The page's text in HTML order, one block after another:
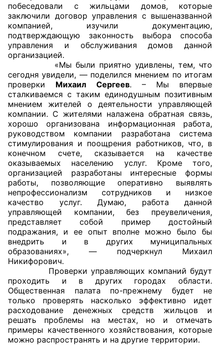
исполнительной власти
Общественные советы по проведению
независимой оценки качества условий
оказания услуг
О Палате
Структура Палаты
Комиссии
Экспертный совет ОП КО
Совет ОП КО
Общественный штаб
Члены ОП КО
Документы ОП КО
Регламент ОП КО
Кодекс этики ОП КО
Положения
Соглашения
Рекомендации
побеседовали с жильцами домов, которые
заключили договор управления с вышеназванной
компанией, изучили документацию,
подтверждающую законность выбора способа
управления и обслуживания домов данной
организацией.
«Мы были приятно удивлены, тем, что
сегодня увидели, — поделился мнением по итогам
проверки Михаил Сергеев. – Мы впервые
сталкиваемся с таким единодушным позитивным
мнением жителей о деятельности управляющей
компании. С жителями налажена обратная связь,
хорошо организована информационная работа,
руководством компании разработана система
стимулирования и поощрения работников, что, в
конечном счете, сказывается на качестве
оказываемых населению услуг. Кроме того,
организацией разработаны интересные формы
работы, позволяющие оперативно выявлять
непрофессионализм сотрудников и низкое
качество услуг. Думаю, работа данной
управляющей компании, без преувеличения,
представляет собой пример достойный
подражания, и ее опыт вполне можно было бы
внедрить и в других муниципальных
образованиях», — подчеркнул Михаил
Никифорович.
Проверки управляющих компаний будут
проходить и в других городах области.
Общественная палата по-прежнему будет не
только проверять насколько эффективно идет
расходование денежных средств жильцов и
решать проблемы на местах, но и отмечать
примеры качественного хозяйствования, которые
можно распространять и на другие территории.